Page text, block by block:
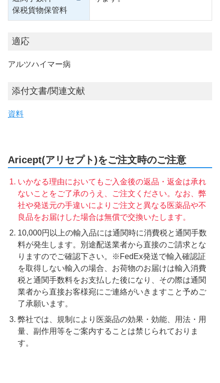
保税貨物保管料
適応
アルツハイマー病
添付文書/関連文献
資料
Aricept(アリセプト)をご注文時のご注意
いかなる理由においてもご入金後の返品・返金は承れ
ないことをご了承のうえ、ご注文ください。なお、弊
社や発送元の手違いによりご注文と異なる医薬品や不
良品をお届けした場合は無償で交換いたします。
10,000円以上の輸入品には通関時に消費税と通関手数
料が発生します。別途配送業者から直接のご請求とな
りますのでご確認下さい。※FedEx発送で輸入確認証
を取得しない輸入の場合、お荷物のお届けは輸入消費
税と通関手数料をお支払した後になり、その際は通関
業者から直接お客様宛にご連絡がいきますこと予めご
了承願います。
弊社では、規制により医薬品の効果・効能、用法・用
量、副作用等をご案内することは禁じられておりま
す。